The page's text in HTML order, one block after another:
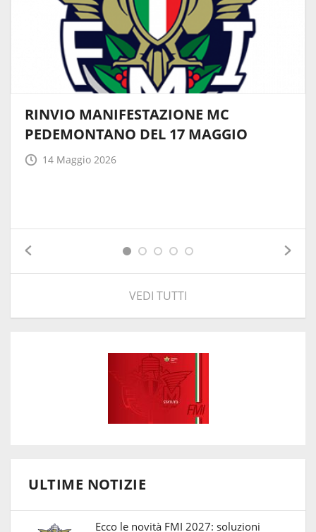
RINVIO MANIFESTAZIONE MC
PEDEMONTANO DEL 17 MAGGIO
14 Maggio 2026
VEDI TUTTI
ULTIME NOTIZIE
Ecco le novità FMI 2027: soluzioni